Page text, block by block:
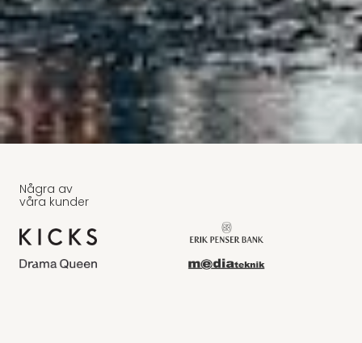
Några av
våra kunder